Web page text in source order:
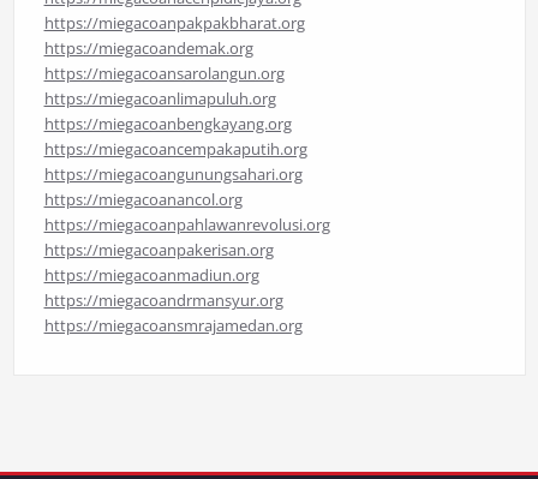
https://miegacoanpakpakbharat.org
https://miegacoandemak.org
https://miegacoansarolangun.org
https://miegacoanlimapuluh.org
https://miegacoanbengkayang.org
https://miegacoancempakaputih.org
https://miegacoangunungsahari.org
https://miegacoanancol.org
https://miegacoanpahlawanrevolusi.org
https://miegacoanpakerisan.org
https://miegacoanmadiun.org
https://miegacoandrmansyur.org
https://miegacoansmrajamedan.org